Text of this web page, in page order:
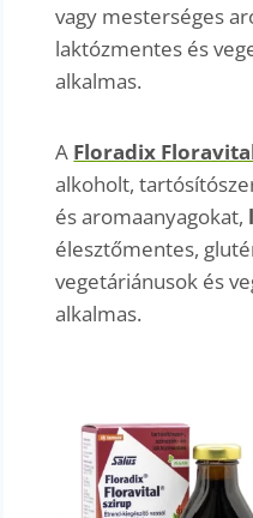
vagy mesterséges
laktózmentes és
alkalmas.
A Floradix
alkoholt,
és aromaanyagokat,
élesztőmentes,
vegetáriánusok és
alkalmas.